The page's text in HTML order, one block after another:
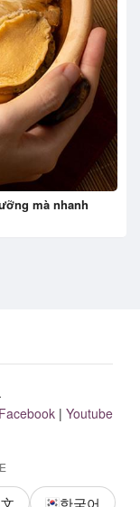
mà nhanh
Facebook | Youtube
한국어